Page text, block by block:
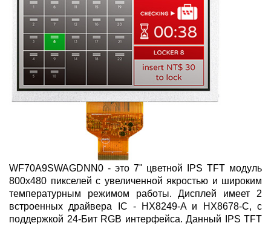
WF70A9SWAGDNN0 - это 7" цветной IPS TFT модуль
800x480 пикселей с увеличенной якростью и широким
температурным режимом работы. Дисплей имеет 2
встроенных драйвера IC - HX8249-A и HX8678-C, с
поддержкой 24-Бит RGB интерфейса. Данный IPS TFT